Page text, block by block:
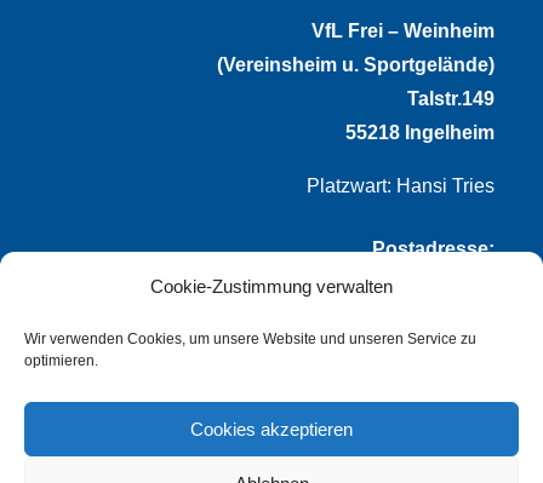
Cookie-Zustimmung verwalten
Wir verwenden Cookies, um unsere Website und unseren Service zu
optimieren.
Cookies akzeptieren
VfL Frei – Weinheim
(Vereinsheim u. Sportgelände)
Talstr.149
55218 Ingelheim
Platzwart: Hansi Tries
Postadresse:
VfL Frei-Weinheim 1921 e.V.
Thomas Winternheimer
Talstr. 149
55218 Ingelheim